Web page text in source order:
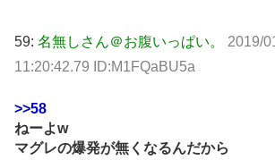
59: 名無しさん＠お腹いっぱい。
2019/
11:20:42.79 ID:M1FQaBU5a
>>58
ねーよw
マグレの爆発が無くなるんだから